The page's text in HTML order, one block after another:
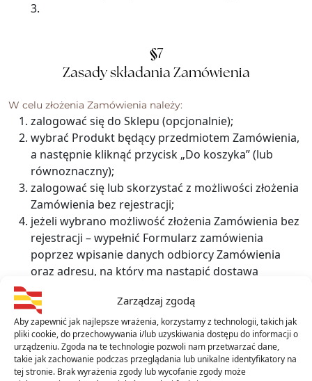
Zarządzaj zgodą
Aby zapewnić jak najlepsze wrażenia, korzystamy z technologii, takich jak
pliki cookie, do przechowywania i/lub uzyskiwania dostępu do informacji o
urządzeniu. Zgoda na te technologie pozwoli nam przetwarzać dane,
takie jak zachowanie podczas przeglądania lub unikalne identyfikatory na
tej stronie. Brak wyrażenia zgody lub wycofanie zgody może
3.
§7
Zasady składania Zamówienia
W celu złożenia Zamówienia należy:
zalogować się do Sklepu (opcjonalnie);
wybrać Produkt będący przedmiotem Zamówienia,
a następnie kliknąć przycisk „Do koszyka” (lub
równoznaczny);
zalogować się lub skorzystać z możliwości złożenia
Zamówienia bez rejestracji;
jeżeli wybrano możliwość złożenia Zamówienia bez
rejestracji – wypełnić Formularz zamówienia
poprzez wpisanie danych odbiorcy Zamówienia
oraz adresu, na który ma nastąpić dostawa
Produktu, wybrać rodzaj przesyłki (sposób
dostarczenia Produktu), wpisać dane do faktury,
jeśli są inne niż dane odbiorcy Zamówienia,
kliknąć przycisk “Zamawiam i płacę”/kliknąć
przycisk “Zamawiam i płacę” oraz potwierdzić
zamówienie, klikając w link przesłany w wiadomości